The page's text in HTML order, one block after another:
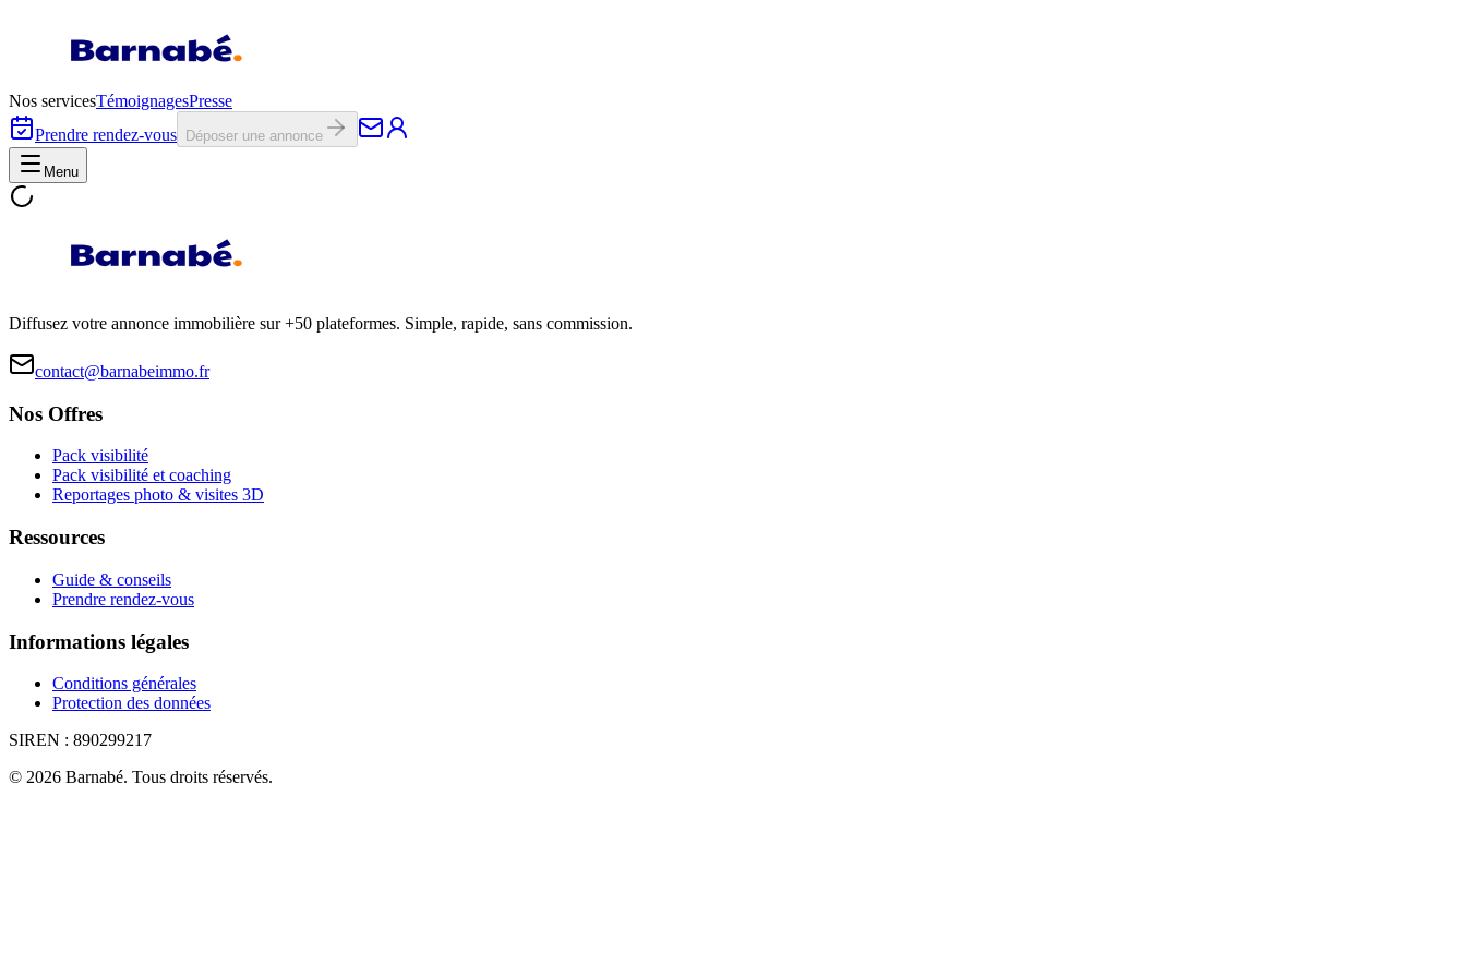
Nos servicesTémoignagesPresse
Prendre rendez-vous
Déposer une annonce
Menu
Diffusez votre annonce immobilière sur +50 plateformes. Simple, rapide, sans commission.
contact@barnabeimmo.fr
Nos Offres
Pack visibilité
Pack visibilité et coaching
Reportages photo & visites 3D
Ressources
Guide & conseils
Prendre rendez-vous
Informations légales
Conditions générales
Protection des données
SIREN : 890299217
© 2026 Barnabé. Tous droits réservés.